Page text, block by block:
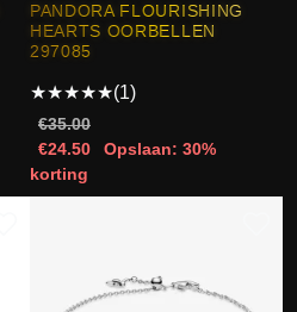
PANDORA FLOURISHING
HEARTS OORBELLEN
297085
★★★★★(1)
€35.00
€24.50
Opslaan: 30%
korting